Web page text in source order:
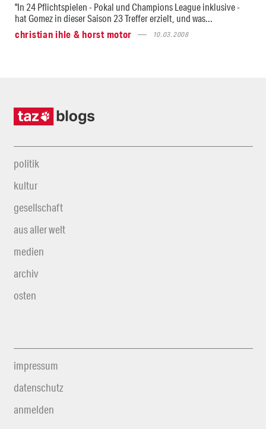
"In 24 Pflichtspielen - Pokal und Champions League inklusive -
hat Gomez in dieser Saison 23 Treffer erzielt, und was...
christian ihle & horst motor
10.03.2008
politik
kultur
gesellschaft
aus aller welt
medien
archiv
osten
impressum
datenschutz
anmelden